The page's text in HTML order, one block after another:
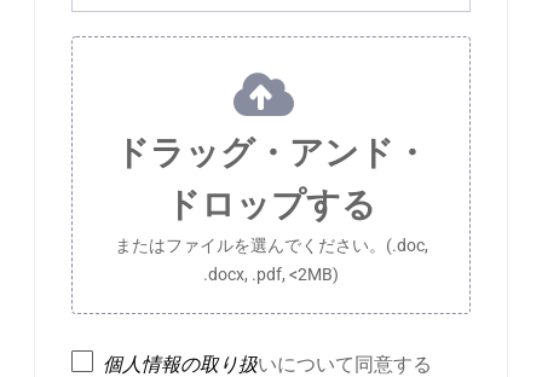
ドラッグ・アンド・
ドロップする
またはファイルを選んでください。(.doc,
.docx, .pdf, <2MB)
個人情報の取り扱いについて同意する